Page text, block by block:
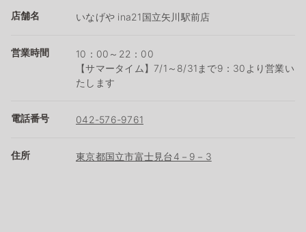
店舗名 いなげや ina21国立矢川駅前店
営業時間
10：00～22：00
【サマータイム】7/1～8/31まで9：30より営業い
たします
電話番号 042-576-9761
住所 東京都国立市富士見台4－9－3